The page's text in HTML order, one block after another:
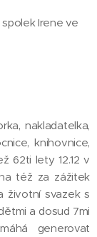
Irene ve
nakladatelka,
knihovnice,
62ti lety 12.12 v
též za zážitek
životní svazek s
a dosud 7mi
generovat